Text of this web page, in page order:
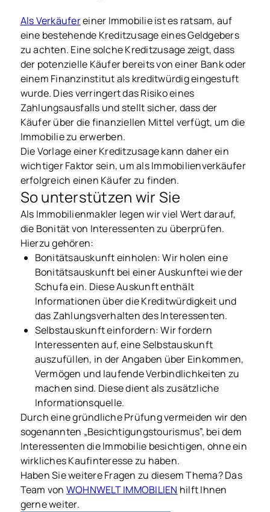
Als Verkäufereiner Immobilie ist es ratsam, auf
eine bestehende Kreditzusage eines Geldgebers
zu achten. Eine solche Kreditzusage zeigt, dass
der potenzielle Käufer bereits von einer Bank oder
einem Finanzinstitut als kreditwürdig eingestuft
wurde. Dies verringert das Risiko eines
Zahlungsausfalls und stellt sicher, dass der
Käufer über die finanziellen Mittel verfügt, um die
Immobilie zu erwerben.
Die Vorlage einer Kreditzusage kann daher ein
wichtiger Faktor sein, um als Immobilienverkäufer
erfolgreich einen Käufer zu finden.
So unterstützen wir Sie
Als Immobilienmakler legen wir viel Wert darauf,
die Bonität von Interessenten zu überprüfen.
Hierzu gehören:
Bonitätsauskunft einholen: Wir holen eine
Bonitätsauskunft bei einer Auskunftei wie der
Schufa ein. Diese Auskunft enthält
Informationen über die Kreditwürdigkeit und
das Zahlungsverhalten des Interessenten.
Selbstauskunft einfordern: Wir fordern
Interessenten auf, eine Selbstauskunft
auszufüllen, in der Angaben über Einkommen,
Vermögen und laufende Verbindlichkeiten zu
machen sind. Diese dient als zusätzliche
Informationsquelle.
Durch eine gründliche Prüfung vermeiden wir den
sogenannten „Besichtigungstourismus”, bei dem
Interessenten die Immobilie besichtigen, ohne ein
wirkliches Kaufinteresse zu haben.
Haben Sie weitere Fragen zu diesem Thema? Das
Team von WOHNWELT IMMOBILIEN hilft Ihnen
gerne weiter.